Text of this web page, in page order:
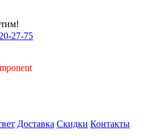
27-75
Доставка Скидки Контакты